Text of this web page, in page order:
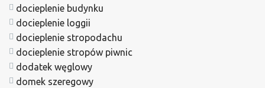
docieplenie budynku
docieplenie loggii
docieplenie stropodachu
docieplenie stropów piwnic
dodatek węglowy
domek szeregowy